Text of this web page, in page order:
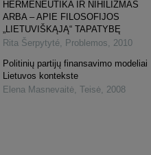
HERMENEUTIKA IR NIHILIZMAS
ARBA – APIE FILOSOFIJOS
„LIETUVIŠKĄJĄ“ TAPATYBĘ
Rita Šerpytyté, Problemos, 2010
Politinių partijų finansavimo modeliai
Lietuvos kontekste
Elena Masnevaitė, Teisė, 2008